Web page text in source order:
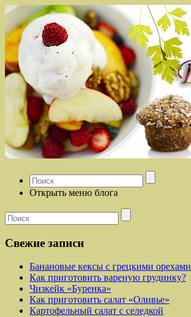
Открыть меню блога
Свежие записи
Банановые кексы с грецкими орехами
Как приготовить вареную грудинку?
Чизкейк «Буренка»
Как приготовить салат «Оливье»
Картофельный салат с селедкой